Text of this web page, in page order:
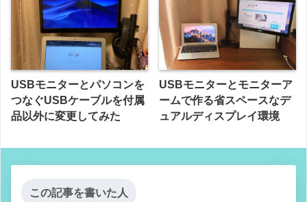
USBモニターとパソコンを
つなぐUSBケーブルを付属
品以外に変更してみた
USBモニターとモニターア
ームで作る省スペースなデ
ュアルディスプレイ環境
この記事を書いた人